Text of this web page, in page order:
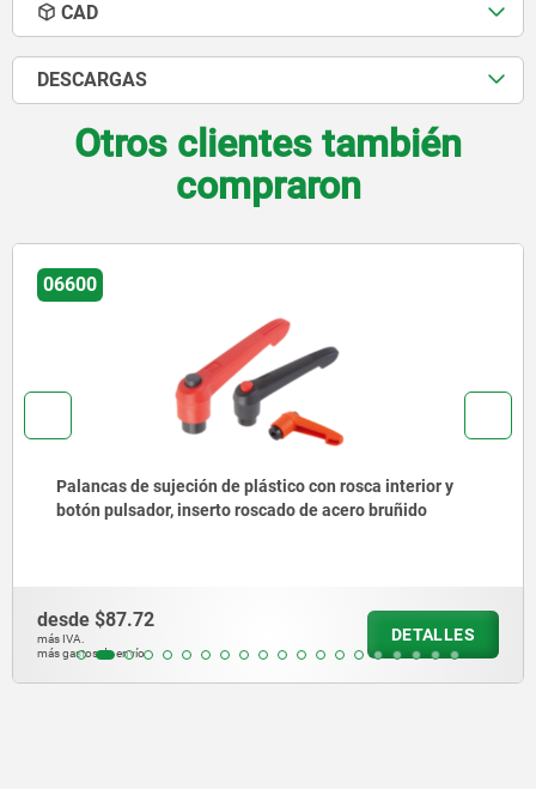
CAD
DESCARGAS
Otros clientes también
compraron
06451
Palancas de sujeción de fundición inyectada de cinc
con rosca interior, inserto roscado de acero inoxidable
desde$156.10
más IVA.
más gastos de envío
DETALLES